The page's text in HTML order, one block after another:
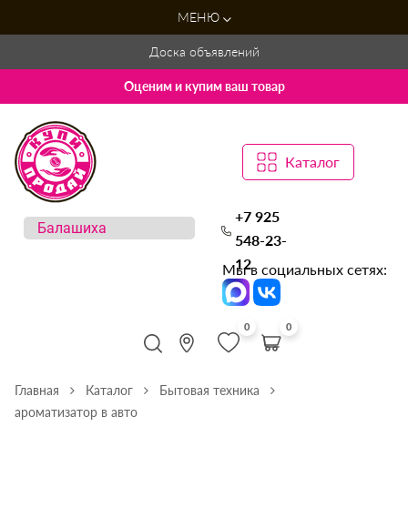
МЕНЮ
Доска объявлений
Оценим и купим ваш товар
Каталог
+7 925
548-23-
12
Мы в социальных сетях:
0 0
Главная Каталог
Бытовая техника
ароматизатор в авто